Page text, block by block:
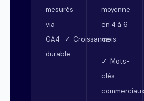
mesurés
via
GA4 ✓ Croissance
durable
moyenne
en 4 à 6
mois.
✓ Mots-
clés